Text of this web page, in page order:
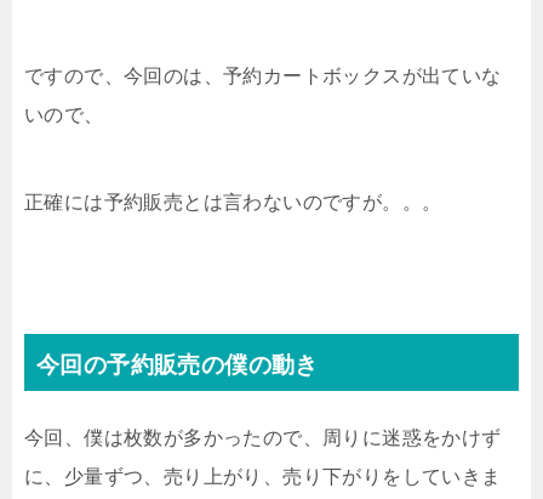
ですので、今回のは、予約カートボックスが出ていな
いので、
正確には予約販売とは言わないのですが。。。
今回の予約販売の僕の動き
今回、僕は枚数が多かったので、周りに迷惑をかけず
に、少量ずつ、売り上がり、売り下がりをしていきま